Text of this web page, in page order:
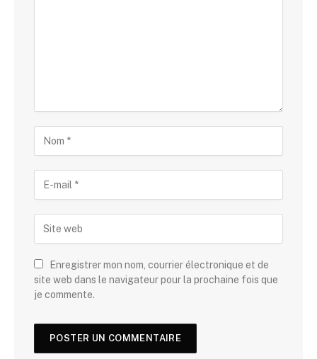
Enregistrer mon nom, courrier électronique et de
site web dans le navigateur pour la prochaine fois que
je commente.